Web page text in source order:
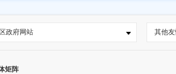
政府网站 其他
矩阵